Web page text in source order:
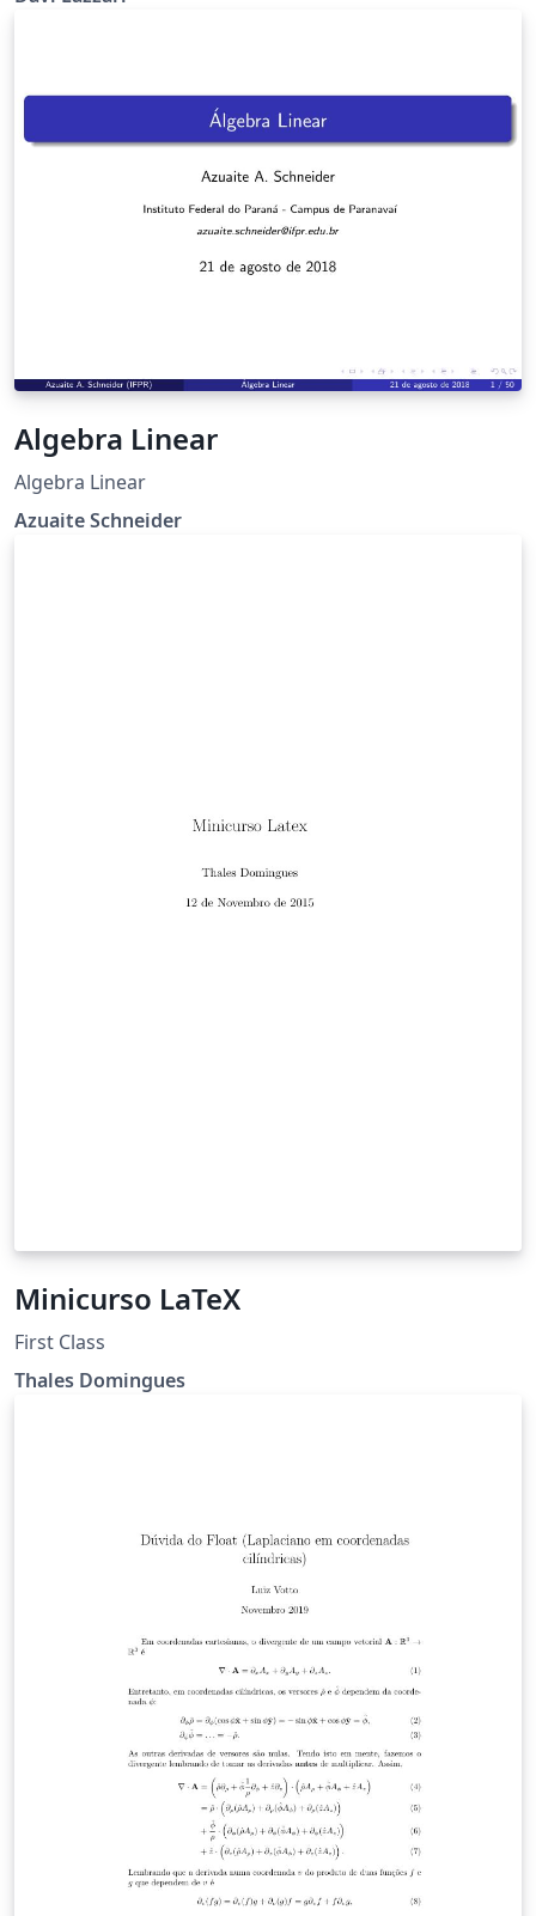
Algebra Linear
Algebra Linear
Azuaite Schneider
Minicurso LaTeX
First Class
Thales Domingues